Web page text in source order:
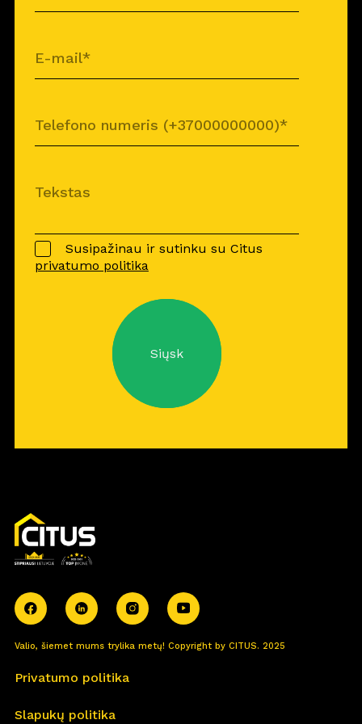
Susipažinau ir sutinku su Citus
privatumo politika
Siųsk
Valio, šiemet mums trylika metų! Copyright by CITUS. 2025
Privatumo politika
Slapukų politika